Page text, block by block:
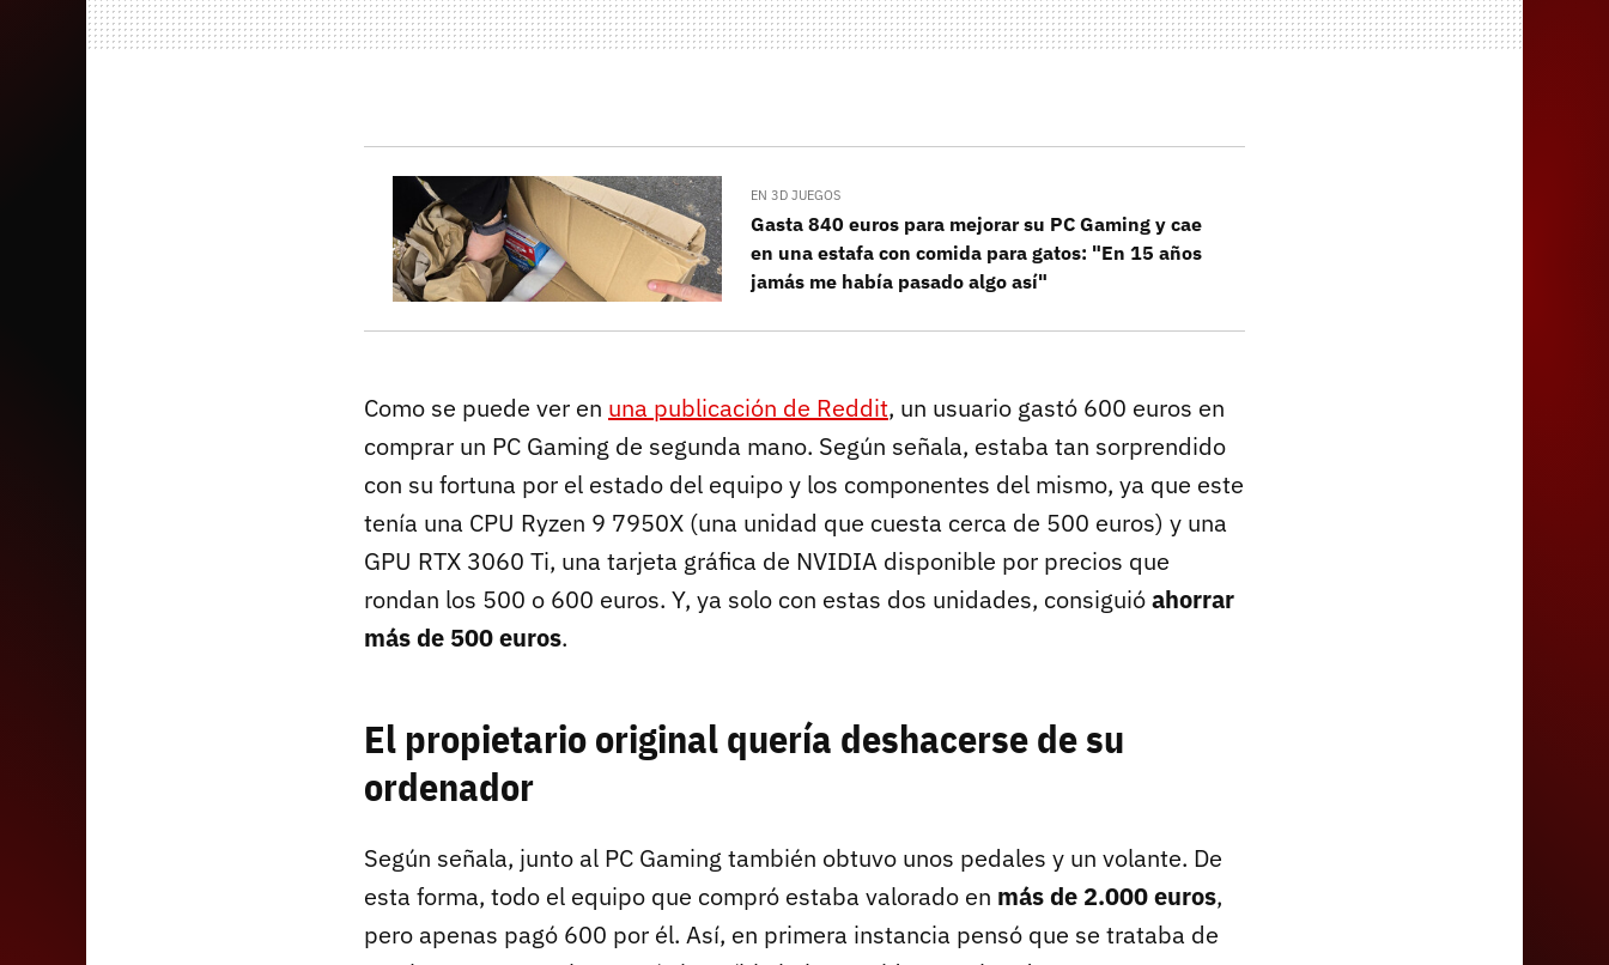
EN 3D JUEGOS
Gasta 840 euros para mejorar su PC Gaming y cae
en una estafa con comida para gatos: "En 15 años
jamás me había pasado algo así"
Como se puede ver en una publicación de Reddit, un usuario gastó 600 euros en
comprar un PC Gaming de segunda mano. Según señala, estaba tan sorprendido
con su fortuna por el estado del equipo y los componentes del mismo, ya que este
tenía una CPU Ryzen 9 7950X (una unidad que cuesta cerca de 500 euros) y una
GPU RTX 3060 Ti, una tarjeta gráfica de NVIDIA disponible por precios que
rondan los 500 o 600 euros. Y, ya solo con estas dos unidades, consiguióahorrar
más de 500 euros.
El propietario original quería deshacerse de su
ordenador
Según señala, junto al PC Gaming también obtuvo unos pedales y un volante. De
esta forma, todo el equipo que compró estaba valorado en más de 2.000 euros,
pero apenas pagó 600 por él. Así, en primera instancia pensó que se trataba de